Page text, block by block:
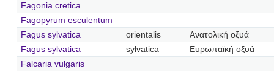
Fagonia cretica
Fagopyrum esculentum
Fagus sylvatica
orientalis
Ανατολική οξυά
Fagus sylvatica
sylvatica
Ευρωπαϊκή οξυά
Falcaria vulgaris